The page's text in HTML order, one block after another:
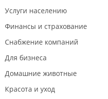
Услуги населению
Финансы и страхование
Снабжение компаний
Для бизнеса
Домашние животные
Красота и уход